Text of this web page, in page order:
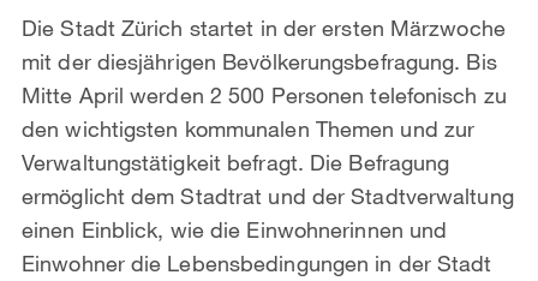
Die Stadt Zürich startet in der ersten Märzwoche
mit der diesjährigen Bevölkerungsbefragung. Bis
Mitte April werden 2 500 Personen telefonisch zu
den wichtigsten kommunalen Themen und zur
Verwaltungstätigkeit befragt. Die Befragung
ermöglicht dem Stadtrat und der Stadtverwaltung
einen Einblick, wie die Einwohnerinnen und
Einwohner die Lebensbedingungen in der Stadt